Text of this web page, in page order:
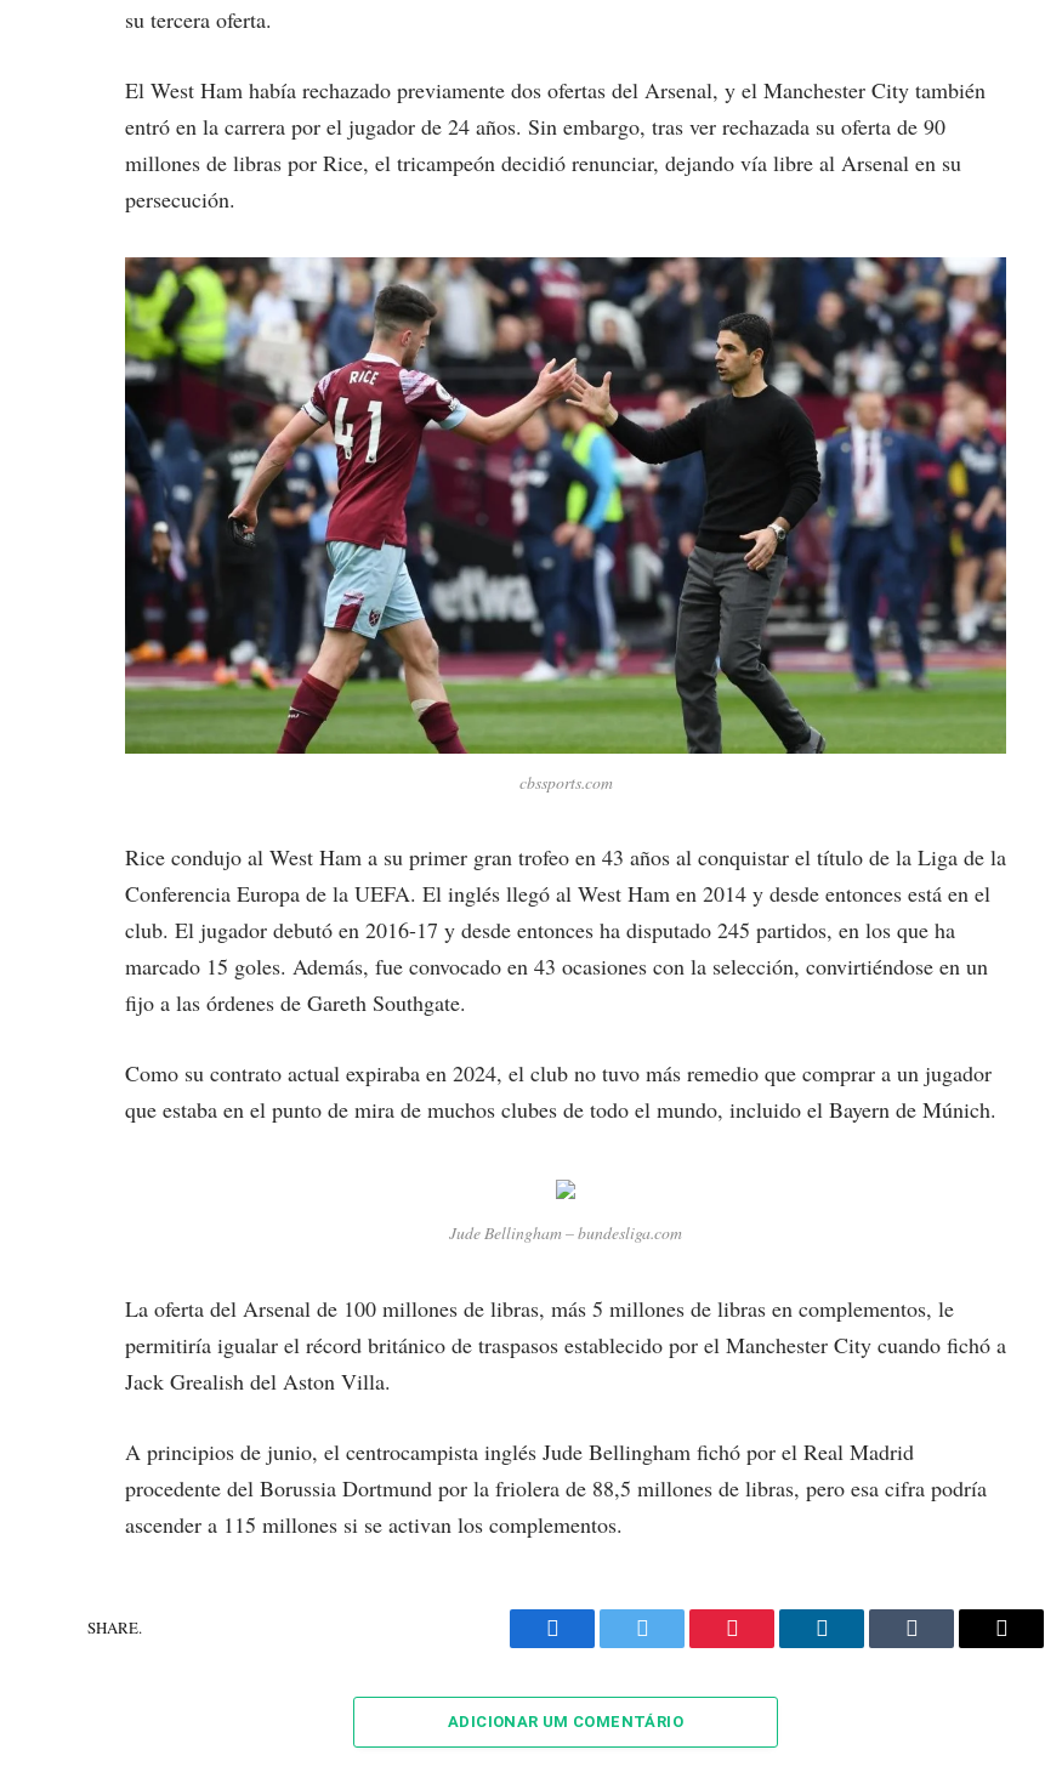
su tercera oferta.
El West Ham había rechazado previamente dos ofertas del Arsenal, y el Manchester City también
entró en la carrera por el jugador de 24 años. Sin embargo, tras ver rechazada su oferta de 90
millones de libras por Rice, el tricampeón decidió renunciar, dejando vía libre al Arsenal en su
persecución.
cbssports.com
Rice condujo al West Ham a su primer gran trofeo en 43 años al conquistar el título de la Liga de la
Conferencia Europa de la UEFA. El inglés llegó al West Ham en 2014 y desde entonces está en el
club. El jugador debutó en 2016-17 y desde entonces ha disputado 245 partidos, en los que ha
marcado 15 goles. Además, fue convocado en 43 ocasiones con la selección, convirtiéndose en un
fijo a las órdenes de Gareth Southgate.
Como su contrato actual expiraba en 2024, el club no tuvo más remedio que comprar a un jugador
que estaba en el punto de mira de muchos clubes de todo el mundo, incluido el Bayern de Múnich.
Jude Bellingham – bundesliga.com
La oferta del Arsenal de 100 millones de libras, más 5 millones de libras en complementos, le
permitiría igualar el récord británico de traspasos establecido por el Manchester City cuando fichó a
Jack Grealish del Aston Villa.
A principios de junio, el centrocampista inglés Jude Bellingham fichó por el Real Madrid
procedente del Borussia Dortmund por la friolera de 88,5 millones de libras, pero esa cifra podría
ascender a 115 millones si se activan los complementos.
SHARE.
Facebook Twitter Pinterest LinkedIn Tumblr Email
ADICIONAR UM COMENTÁRIO